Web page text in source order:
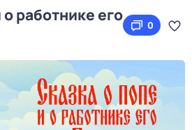
работнике его
0